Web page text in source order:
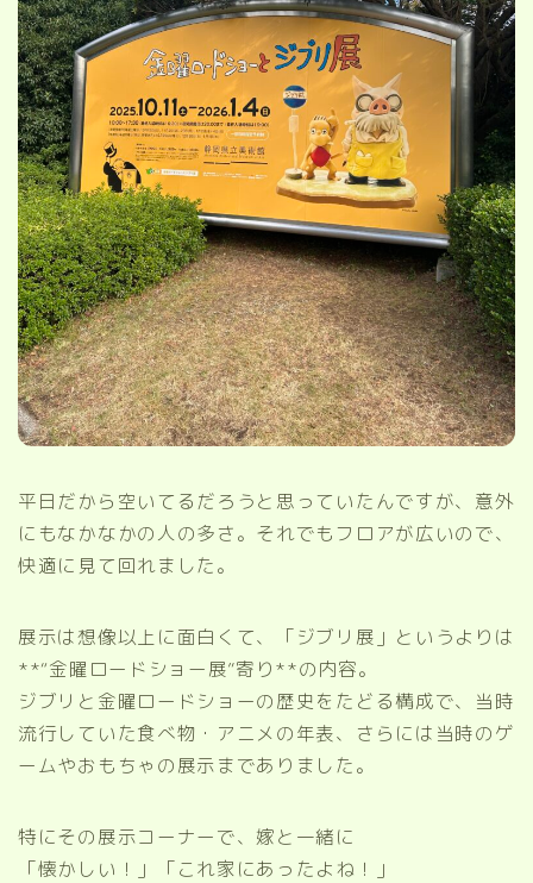
平日だから空いてるだろうと思っていたんですが、意外
にもなかなかの人の多さ。それでもフロアが広いので、
快適に見て回れました。
展示は想像以上に面白くて、「ジブリ展」というよりは
**“金曜ロードショー展”寄り**の内容。
ジブリと金曜ロードショーの歴史をたどる構成で、当時
流行していた食べ物・アニメの年表、さらには当時のゲ
ームやおもちゃの展示までありました。
特にその展示コーナーで、嫁と一緒に
「懐かしい！」「これ家にあったよね！」